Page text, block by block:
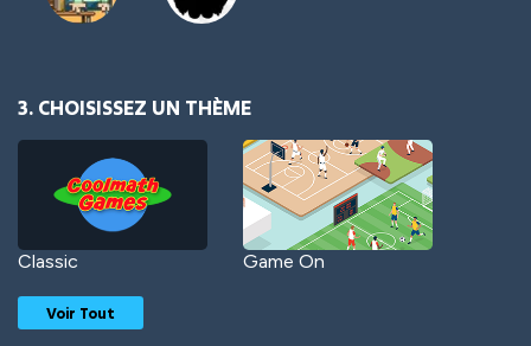
3. CHOISISSEZ UN THÈME
Classic Game On
Voir Tout